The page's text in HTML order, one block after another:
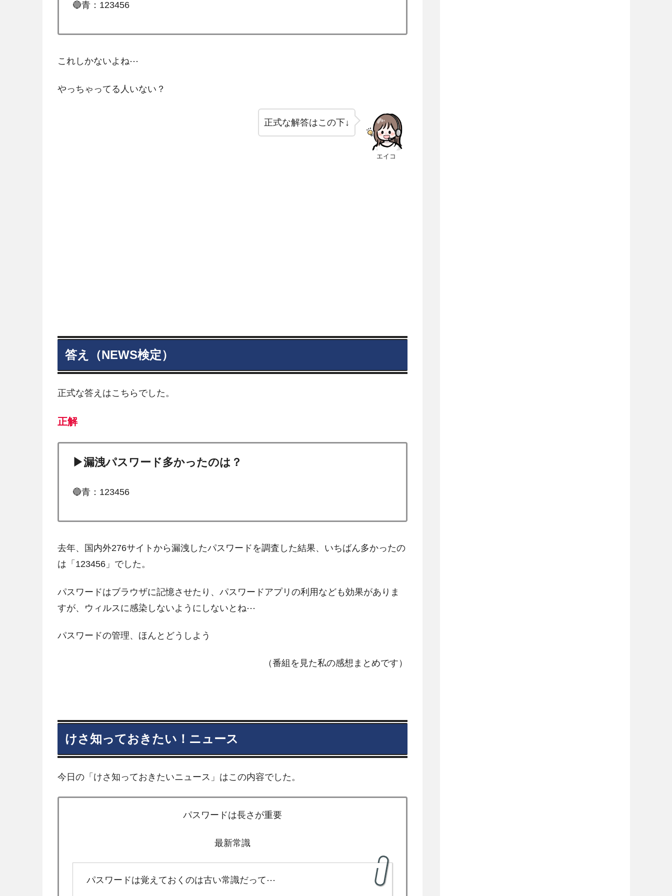
🔵青：123456
これしかないよね⋯
やっちゃってる人いない？
エイコ
正式な解答はこの下↓
答え（NEWS検定）
正式な答えはこちらでした。
正解
▶漏洩パスワード多かったのは？
🔵青：123456
去年、国内外276サイトから漏洩したパスワードを調査した結果、いちばん多かったの
は「123456」でした。
パスワードはブラウザに記憶させたり、パスワードアプリの利用なども効果がありま
すが、ウィルスに感染しないようにしないとね⋯
パスワードの管理、ほんとどうしよう
（番組を見た私の感想まとめです）
けさ知っておきたい！ニュース
今日の「けさ知っておきたいニュース」はこの内容でした。
パスワードは長さが重要
最新常識
パスワードは覚えておくのは古い常識だって⋯